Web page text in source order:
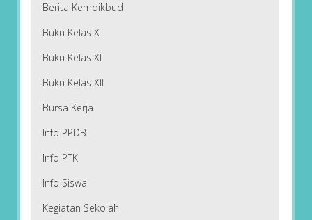
Berita Kemdikbud
Buku Kelas X
Buku Kelas XI
Buku Kelas XII
Bursa Kerja
Info PPDB
Info PTK
Info Siswa
Kegiatan Sekolah